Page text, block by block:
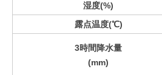
湿度(%)
露点温度(℃)
3時間降水量
(mm)